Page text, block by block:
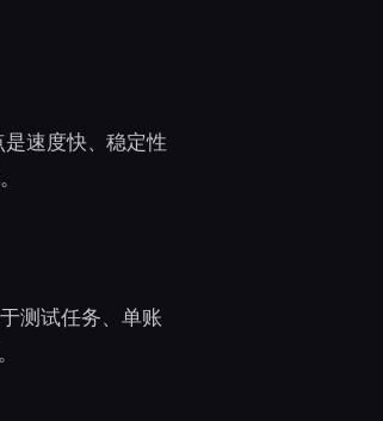
速度快、稳定性
测试任务、单账